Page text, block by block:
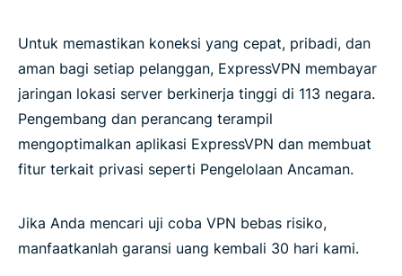
Untuk memastikan koneksi yang cepat, pribadi, dan
aman bagi setiap pelanggan, ExpressVPN membayar
jaringan lokasi server berkinerja tinggi di 113 negara.
Pengembang dan perancang terampil
mengoptimalkan aplikasi ExpressVPN dan membuat
fitur terkait privasi seperti Pengelolaan Ancaman.
Jika Anda mencari uji coba VPN bebas risiko,
manfaatkanlah garansi uang kembali 30 hari kami.